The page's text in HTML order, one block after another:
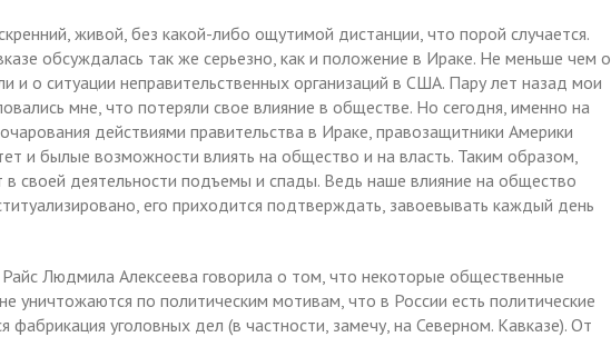
живой, без какой-либо ощутимой дистанции, что порой случается.
обсуждалась так же серьезно, как и положение в Ираке. Не меньше чем о
и о ситуации неправительственных организаций в США. Пару лет назад мои
мне, что потеряли свое влияние в обществе. Но сегодня, именно на
действиями правительства в Ираке, правозащитники Америки
и былые возможности влиять на общество и на власть. Таким образом,
своей деятельности подъемы и спады. Ведь наше влияние на общество
его приходится подтверждать, завоевывать каждый день
Людмила Алексеева говорила о том, что некоторые общественные
уничтожаются по политическим мотивам, что в России есть политические
фабрикация уголовных дел (в частности, замечу, на Северном. Кавказе). От